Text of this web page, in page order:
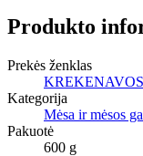
Produkto
Prekės ženklas
KREKENAVOS
Kategorija
Mėsa ir mėsos
Pakuotė
600 g